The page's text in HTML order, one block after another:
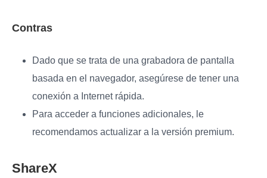
Contras
Dado que se trata de una grabadora de pantalla
basada en el navegador, asegúrese de tener una
conexión a Internet rápida.
Para acceder a funciones adicionales, le
recomendamos actualizar a la versión premium.
ShareX